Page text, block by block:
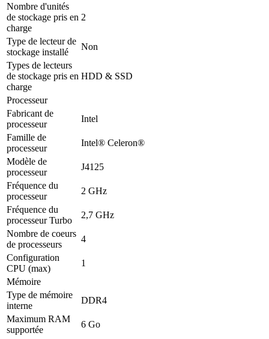
Nombre d'unités
de stockage pris en
charge
2
Type de lecteur de
stockage installé
Non
Types de lecteurs
de stockage pris en
charge
HDD & SSD
Processeur
Fabricant de
processeur
Intel
Famille de
processeur
Intel® Celeron®
Modèle de
processeur
J4125
Fréquence du
processeur
2 GHz
Fréquence du
processeur Turbo
2,7 GHz
Nombre de coeurs
de processeurs
4
Configuration
CPU (max)
1
Mémoire
Type de mémoire
interne
DDR4
Maximum RAM
supportée
6 Go